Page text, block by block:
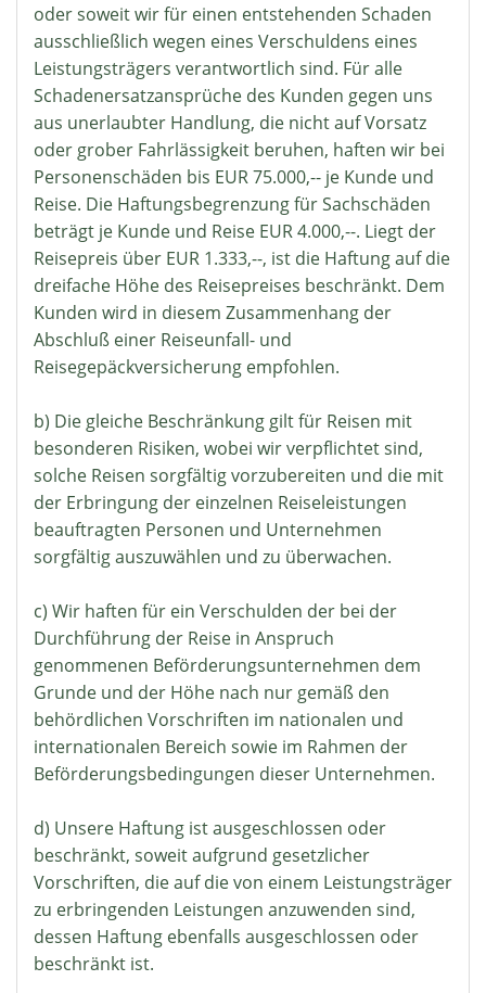
oder soweit wir für einen entstehenden Schaden
ausschließlich wegen eines Verschuldens eines
Leistungsträgers verantwortlich sind. Für alle
Schadenersatzansprüche des Kunden gegen uns
aus unerlaubter Handlung, die nicht auf Vorsatz
oder grober Fahrlässigkeit beruhen, haften wir bei
Personenschäden bis EUR 75.000,-- je Kunde und
Reise. Die Haftungsbegrenzung für Sachschäden
beträgt je Kunde und Reise EUR 4.000,--. Liegt der
Reisepreis über EUR 1.333,--, ist die Haftung auf die
dreifache Höhe des Reisepreises beschränkt. Dem
Kunden wird in diesem Zusammenhang der
Abschluß einer Reiseunfall- und
Reisegepäckversicherung empfohlen.
b) Die gleiche Beschränkung gilt für Reisen mit
besonderen Risiken, wobei wir verpflichtet sind,
solche Reisen sorgfältig vorzubereiten und die mit
der Erbringung der einzelnen Reiseleistungen
beauftragten Personen und Unternehmen
sorgfältig auszuwählen und zu überwachen.
c) Wir haften für ein Verschulden der bei der
Durchführung der Reise in Anspruch
genommenen Beförderungsunternehmen dem
Grunde und der Höhe nach nur gemäß den
behördlichen Vorschriften im nationalen und
internationalen Bereich sowie im Rahmen der
Beförderungsbedingungen dieser Unternehmen.
d) Unsere Haftung ist ausgeschlossen oder
beschränkt, soweit aufgrund gesetzlicher
Vorschriften, die auf die von einem Leistungsträger
zu erbringenden Leistungen anzuwenden sind,
dessen Haftung ebenfalls ausgeschlossen oder
beschränkt ist.